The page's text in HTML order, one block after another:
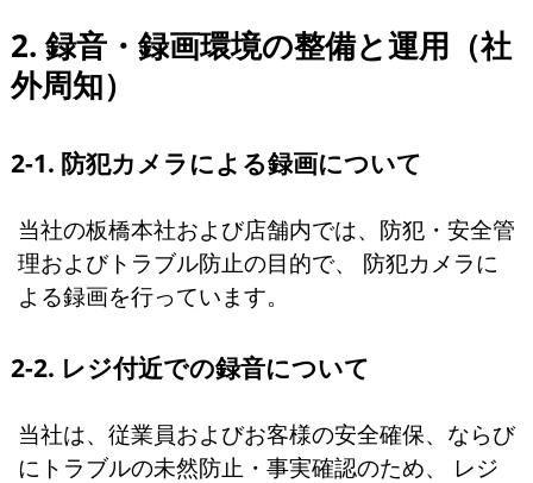
2. 録音・録画環境の整備と運用（社
外周知）
2-1. 防犯カメラによる録画について
当社の板橋本社および店舗内では、防犯・安全管
理およびトラブル防止の目的で、 防犯カメラに
よる録画を行っています。
2-2. レジ付近での録音について
当社は、従業員およびお客様の安全確保、ならび
にトラブルの未然防止・事実確認のため、 レジ